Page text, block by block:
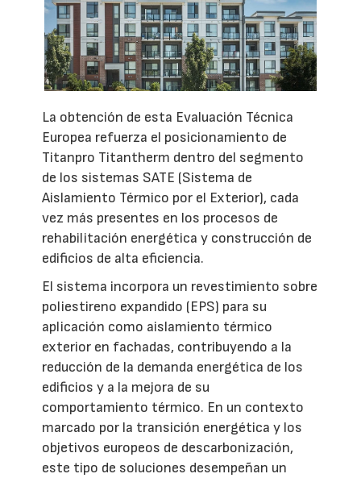
La obtención de esta Evaluación Técnica
Europea refuerza el posicionamiento de
Titanpro Titantherm dentro del segmento
de los sistemas SATE (Sistema de
Aislamiento Térmico por el Exterior), cada
vez más presentes en los procesos de
rehabilitación energética y construcción de
edificios de alta eficiencia.
El sistema incorpora un revestimiento sobre
poliestireno expandido (EPS) para su
aplicación como aislamiento térmico
exterior en fachadas, contribuyendo a la
reducción de la demanda energética de los
edificios y a la mejora de su
comportamiento térmico. En un contexto
marcado por la transición energética y los
objetivos europeos de descarbonización,
este tipo de soluciones desempeñan un